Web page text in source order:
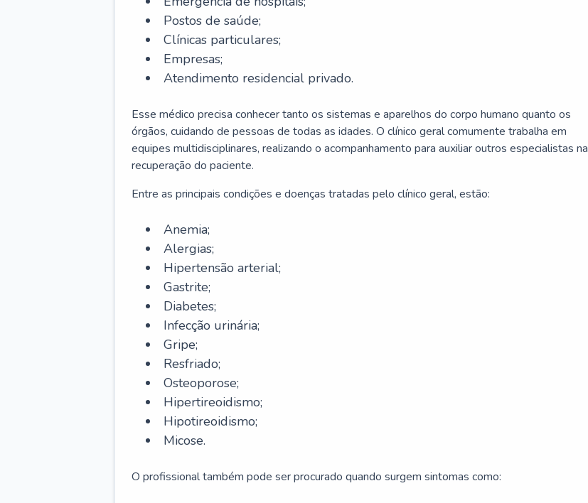
Postos de saúde;
Clínicas particulares;
Empresas;
Atendimento residencial privado.
Esse médico precisa conhecer tanto os sistemas e aparelhos do corpo humano quanto os
órgãos, cuidando de pessoas de todas as idades. O clínico geral comumente trabalha em
equipes multidisciplinares, realizando o acompanhamento para auxiliar outros especialistas na
recuperação do paciente.
Entre as principais condições e doenças tratadas pelo clínico geral, estão:
Anemia;
Alergias;
Hipertensão arterial;
Gastrite;
Diabetes;
Infecção urinária;
Gripe;
Resfriado;
Osteoporose;
Hipertireoidismo;
Hipotireoidismo;
Micose.
O profissional também pode ser procurado quando surgem sintomas como: